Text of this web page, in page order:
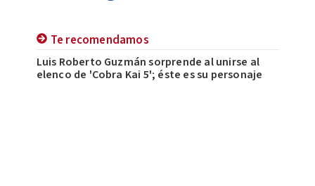
Te recomendamos
Luis Roberto Guzmán sorprende al unirse al
elenco de 'Cobra Kai 5'; éste es su personaje